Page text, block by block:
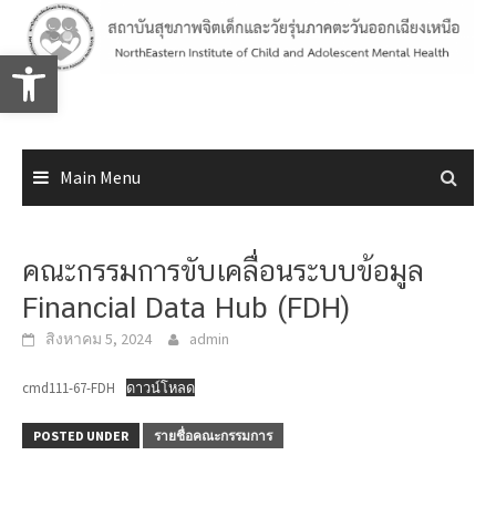
Open toolbar
content
Main Menu
คณะกรรมการขับเคลื่อนระบบข้อมูล
Financial Data Hub (FDH)
สิงหาคม 5, 2024 admin
cmd111-67-FDH ดาวน์โหลด
POSTED UNDER รายชื่อคณะกรรมการ